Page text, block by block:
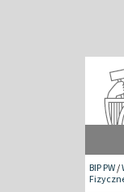
BIP PW/